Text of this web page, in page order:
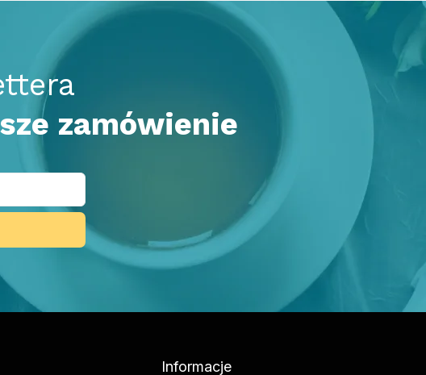
zamówienie
Informacje